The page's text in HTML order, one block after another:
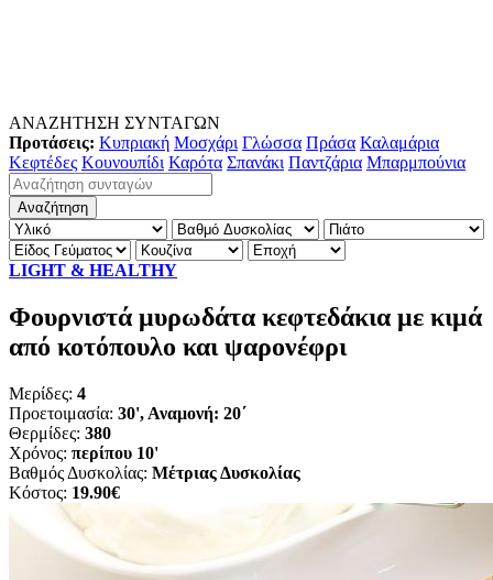
ΑΝΑΖΗΤΗΣΗ ΣΥΝΤΑΓΩΝ
Προτάσεις: Κυπριακή Μοσχάρι Γλώσσα Πράσα Καλαμάρια
Κεφτέδες Κουνουπίδι Καρότα Σπανάκι Παντζάρια Μπαρμπούνια
LIGHT & HEALTHY
Φουρνιστά μυρωδάτα κεφτεδάκια με κιμά
από κοτόπουλο και ψαρονέφρι
Μερίδες: 4
Προετοιμασία: 30', Αναμονή: 20΄
Θερμίδες: 380
Χρόνος: περίπου 10'
Βαθμός Δυσκολίας: Μέτριας Δυσκολίας
Κόστος: 19.90€